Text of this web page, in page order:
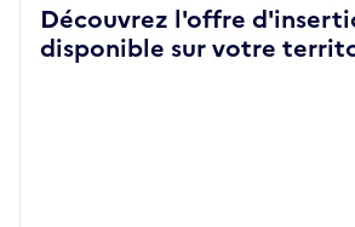
Découvrez l'offre
disponible sur votre